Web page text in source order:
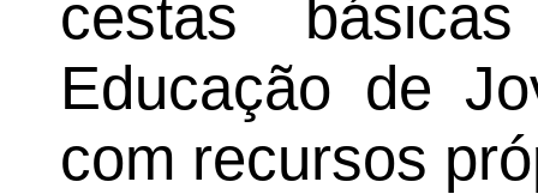
cestas
Educação de
com recursos